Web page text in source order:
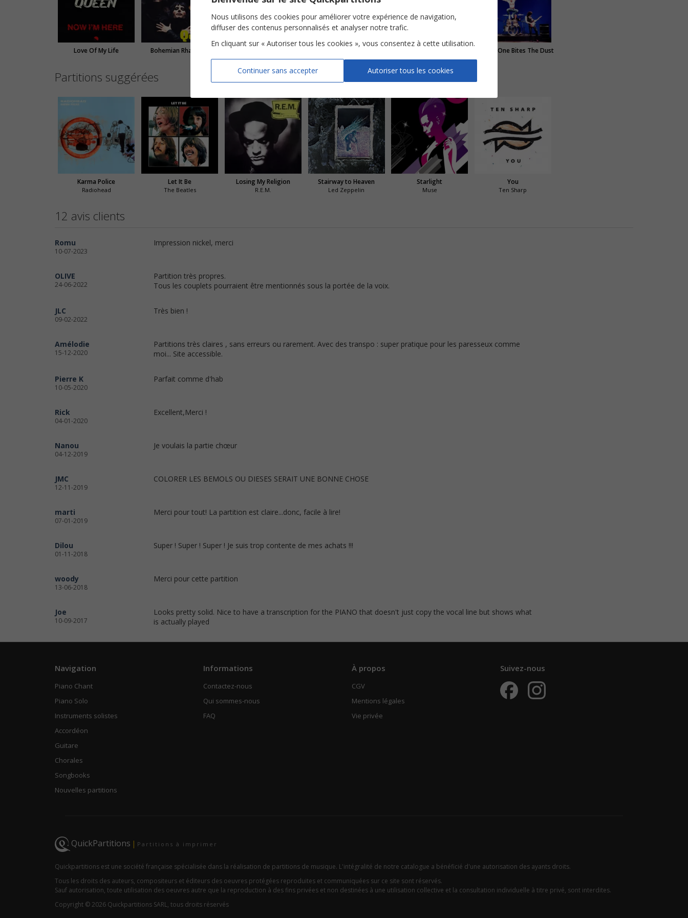
Love Of My Life Bohemian Rhapsody The Show Must Go On Another One Bites The Dust
Partitions suggérées
Karma Police
Radiohead
Let It Be
The Beatles
Losing My Religion
R.E.M.
Stairway to Heaven
Led Zeppelin
Starlight
Muse
You
Ten Sharp
12 avis clients
Romu
10-07-2023
Impression nickel, merci
OLIVE
24-06-2022
Partition très propres.
Tous les couplets pourraient être mentionnés sous la portée de la voix.
JLC
09-02-2022
Très bien !
Amélodie
15-12-2020
Partitions très claires , sans erreurs ou rarement. Avec des transpo : super pratique pour les paresseux comme
moi... Site accessible.
Pierre K
10-05-2020
Parfait comme d'hab
Rick
04-01-2020
Excellent,Merci !
Nanou
04-12-2019
Je voulais la partie chœur
JMC
12-11-2019
COLORER LES BEMOLS OU DIESES SERAIT UNE BONNE CHOSE
marti
07-01-2019
Merci pour tout! La partition est claire...donc, facile à lire!
Dilou
01-11-2018
Super ! Super ! Super ! Je suis trop contente de mes achats !!!
woody
13-06-2018
Merci pour cette partition
Joe
10-09-2017
Looks pretty solid. Nice to have a transcription for the PIANO that doesn't just copy the vocal line but shows what
is actually played
Navigation
Piano Chant
Piano Solo
Instruments solistes
Accordéon
Guitare
Chorales
Songbooks
Nouvelles partitions
Informations
Contactez-nous
Qui sommes-nous
FAQ
À propos
CGV
Mentions légales
Vie privée
Suivez-nous
QuickPartitions | Partitions à imprimer
Quickpartitions est une société française spécialisée dans la réalisation de partitions de musique. L'intégralité de notre catalogue a bénéficié d'une autorisation des ayants droits.
Tous les droits des auteurs, compositeurs et éditeurs des oeuvres protégées reproduites et communiquées sur ce site sont réservés.
Sauf autorisation, toute utilisation des oeuvres autre que la reproduction à des fins privées et non destinées à une utilisation collective et la consultation individuelle à titre privé, sont interdites.
Copyright © 2026 Quickpartitions SARL, tous droits réservés
Nous utilisons des cookies pour améliorer votre expérience de navigation,
diffuser des contenus personnalisés et analyser notre trafic.
En cliquant sur « Autoriser tous les cookies », vous consentez à cette utilisation.
Continuer sans accepter Autoriser tous les cookies